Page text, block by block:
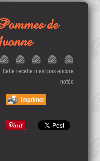
de
Cette recette n'est pas encore
notée